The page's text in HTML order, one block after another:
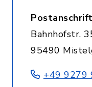
Postanschrift
Bahnhofstr.
95490
+49 9279